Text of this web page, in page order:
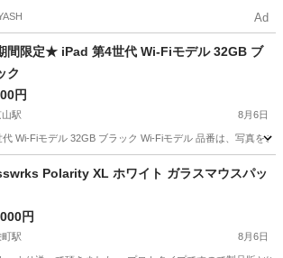
Ad
限定★ iPad 第4世代 Wi-Fiモデル 32GB ブ
ク
円
駅 8月6日
Wi-Fiモデル 32GB ブラック Wi-Fiモデル 品番は、写真をご
Polarity XL ホワイト ガラスマウスパッ
円
町駅 8月6日